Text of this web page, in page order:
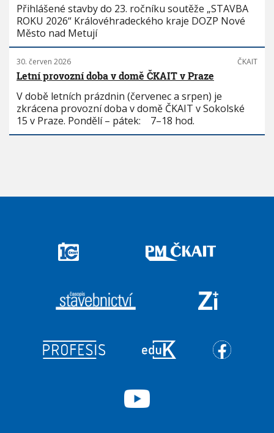
Přihlášené stavby do 23. ročníku soutěže „STAVBA
ROKU 2026“ Královéhradeckého kraje DOZP Nové
Město nad Metují
30. červen 2026 ČKAIT
Letní provozní doba v domě ČKAIT v Praze
V době letních prázdnin (červenec a srpen) je
zkrácena provozní doba v domě ČKAIT v Sokolské
15 v Praze. Pondělí – pátek: 7–18 hod.